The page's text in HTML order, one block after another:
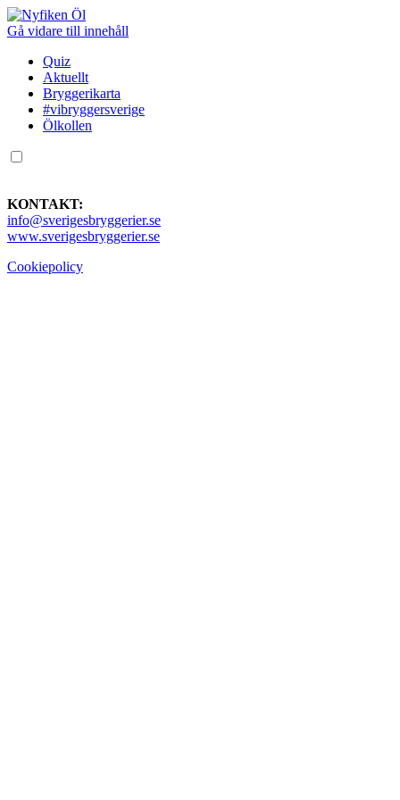
Gå vidare till innehåll
Quiz
Aktuellt
Bryggerikarta
#vibryggersverige
Ölkollen
KONTAKT:
info@sverigesbryggerier.se
www.sverigesbryggerier.se
Cookiepolicy